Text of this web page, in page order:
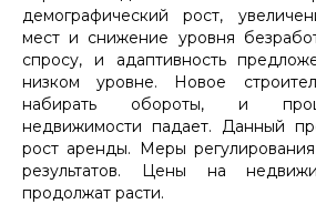
демографический рост,
мест и снижение уровня
спросу, и адаптивность
низком уровне. Новое
набирать обороты, и
недвижимости падает. Данный
рост аренды. Меры
результатов. Цены на
продолжат расти.